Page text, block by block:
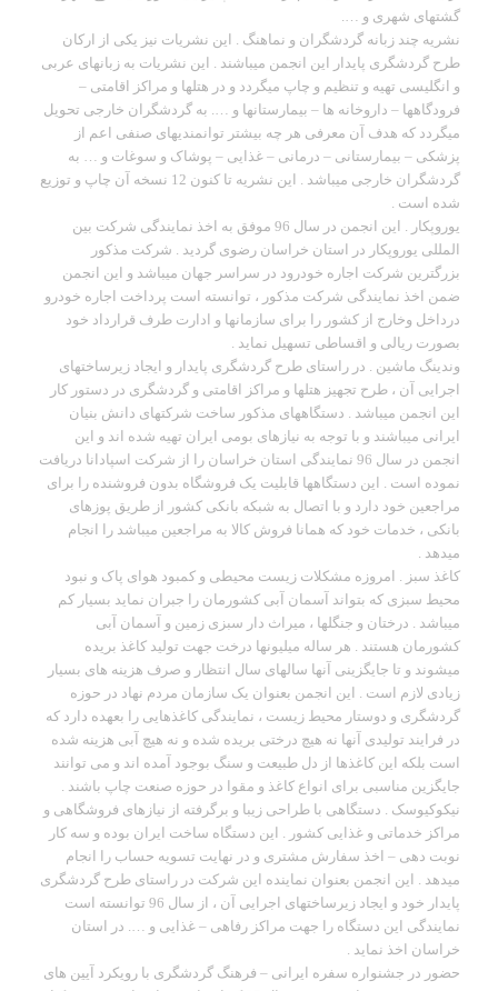
گشتهای شهری و ….
نشریه چند زبانه گردشگران و نماهنگ . این نشریات نیز یکی از ارکان
طرح گردشگری پایدار این انجمن میباشند . این نشریات به زبانهای عربی
و انگلیسی تهیه و تنظیم و چاپ میگردد و در هتلها و مراکز اقامتی –
فرودگاهها – داروخانه ها – بیمارستانها و …. به گردشگران خارجی تحویل
میگردد که هدف آن معرفی هر چه بیشتر توانمندیهای صنفی اعم از
پزشکی – بیمارستانی – درمانی – غذایی – پوشاک و سوغات و … به
گردشگران خارجی میباشد . این نشریه تا کنون 12 نسخه آن چاپ و توزیع
شده است .
یوروپکار . این انجمن در سال 96 موفق به اخذ نمایندگی شرکت بین
المللی یوروپکار در استان خراسان رضوی گردید . شرکت مذکور
بزرگترین شرکت اجاره خودرود در سراسر جهان میباشد و این انجمن
ضمن اخذ نمایندگی شرکت مذکور ، توانسته است پرداخت اجاره خودرو
درداخل وخارج از کشور را برای سازمانها و ادارت طرف قرارداد خود
بصورت ریالی و اقساطی تسهیل نماید .
وندینگ ماشین . در راستای طرح گردشگری پایدار و ایجاد زیرساختهای
اجرایی آن ، طرح تجهیز هتلها و مراکز اقامتی و گردشگری در دستور کار
این انجمن میباشد . دستگاههای مذکور ساخت شرکتهای دانش بنیان
ایرانی میباشند و با توجه به نیازهای بومی ایران تهیه شده اند و این
انجمن در سال 96 نمایندگی استان خراسان را از شرکت اسپادانا دریافت
نموده است . این دستگاهها قابلیت یک فروشگاه بدون فروشنده را برای
مراجعین خود دارد و با اتصال به شبکه بانکی کشور از طریق پوزهای
بانکی ، خدمات خود که همانا فروش کالا به مراجعین میباشد را انجام
میدهد .
کاغذ سبز . امروزه مشکلات زیست محیطی و کمبود هوای پاک و نبود
محیط سبزی که بتواند آسمان آبی کشورمان را جبران نماید بسیار کم
میباشد . درختان و جنگلها ، میراث دار سبزی زمین و آسمان آبی
کشورمان هستند . هر ساله میلیونها درخت جهت تولید کاغذ بریده
میشوند و تا جایگزینی آنها سالهای سال انتظار و صرف هزینه های بسیار
زیادی لازم است . این انجمن بعنوان یک سازمان مردم نهاد در حوزه
گردشگری و دوستار محیط زیست ، نمایندگی کاغذهایی را بعهده دارد که
در فرایند تولیدی آنها نه هیچ درختی بریده شده و نه هیچ آبی هزینه شده
است بلکه این کاغذها از دل طبیعت و سنگ بوجود آمده اند و می توانند
جایگزین مناسبی برای انواع کاغذ و مقوا در حوزه صنعت چاپ باشند .
نیکوکیوسک . دستگاهی با طراحی زیبا و برگرفته از نیازهای فروشگاهی و
مراکز خدماتی و غذایی کشور . این دستگاه ساخت ایران بوده و سه کار
نوبت دهی – اخذ سفارش مشتری و در نهایت تسویه حساب را انجام
میدهد . این انجمن بعنوان نماینده این شرکت در راستای طرح گردشگری
پایدار خود و ایجاد زیرساختهای اجرایی آن ، از سال 96 توانسته است
نمایندگی این دستگاه را جهت مراکز رفاهی – غذایی و …. در استان
خراسان اخذ نماید .
حضور در جشنواره سفره ایرانی – فرهنگ گردشگری با رویکرد آیین های